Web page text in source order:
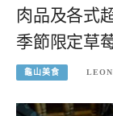
肉品及各式
季節限定草
龜山美食